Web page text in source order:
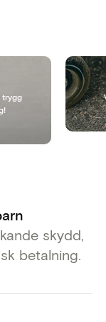
trygg
skydd,
betalning.